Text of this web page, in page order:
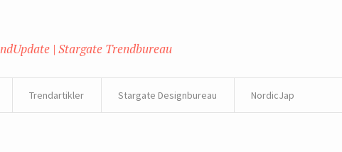
Trendartikler Stargate Designbureau NordicJap